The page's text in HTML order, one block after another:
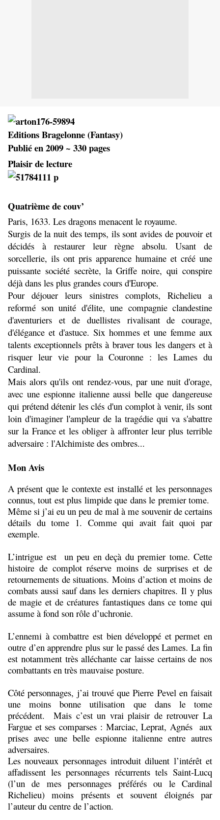
Editions Bragelonne (Fantasy)
Publié en 2009 ~ 330 pages
Plaisir de lecture
Quatrième de couv’
Paris, 1633. Les dragons menacent le royaume.
Surgis de la nuit des temps, ils sont avides de pouvoir et
décidés à restaurer leur règne absolu. Usant de
sorcellerie, ils ont pris apparence humaine et créé une
puissante société secrète, la Griffe noire, qui conspire
déjà dans les plus grandes cours d'Europe.
Pour déjouer leurs sinistres complots, Richelieu a
reformé son unité d'élite, une compagnie clandestine
d'aventuriers et de duellistes rivalisant de courage,
d'élégance et d'astuce. Six hommes et une femme aux
talents exceptionnels prêts à braver tous les dangers et à
risquer leur vie pour la Couronne : les Lames du
Cardinal.
Mais alors qu'ils ont rendez-vous, par une nuit d'orage,
avec une espionne italienne aussi belle que dangereuse
qui prétend détenir les clés d'un complot à venir, ils sont
loin d'imaginer l'ampleur de la tragédie qui va s'abattre
sur la France et les obliger à affronter leur plus terrible
adversaire : l'Alchimiste des ombres...
Mon Avis
A présent que le contexte est installé et les personnages
connus, tout est plus limpide que dans le premier tome.
Même si j’ai eu un peu de mal à me souvenir de certains
détails du tome 1. Comme qui avait fait quoi par
exemple.
L’intrigue est un peu en deçà du premier tome. Cette
histoire de complot réserve moins de surprises et de
retournements de situations. Moins d’action et moins de
combats aussi sauf dans les derniers chapitres. Il y plus
de magie et de créatures fantastiques dans ce tome qui
assume à fond son rôle d’uchronie.
L’ennemi à combattre est bien développé et permet en
outre d’en apprendre plus sur le passé des Lames. La fin
est notamment très alléchante car laisse certains de nos
combattants en très mauvaise posture.
Côté personnages, j’ai trouvé que Pierre Pevel en faisait
une moins bonne utilisation que dans le tome
précédent. Mais c’est un vrai plaisir de retrouver La
Fargue et ses comparses : Marciac, Leprat, Agnés aux
prises avec une belle espionne italienne entre autres
adversaires.
Les nouveaux personnages introduit diluent l’intérêt et
affadissent les personnages récurrents tels Saint-Lucq
(l’un de mes personnages préférés ou le Cardinal
Richelieu) moins présents et souvent éloignés par
l’auteur du centre de l’action.